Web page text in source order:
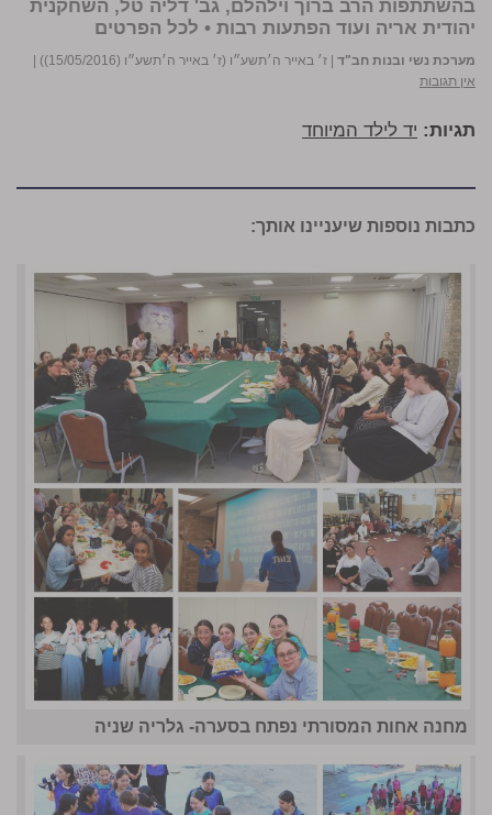
בהשתתפות הרב ברוך וילהלם, גב' דליה טל, השחקנית
יהודית אריה ועוד הפתעות רבות • לכל הפרטים
מערכת נשי ובנות חב"ד | ז׳ באייר ה׳תשע״ו (ז׳ באייר ה׳תשע״ו (15/05/2016))
|
אין תגובות
תגיות: יד לילד המיוחד
כתבות נוספות שיעניינו אותך:
מחנה אחות המסורתי נפתח בסערה- גלריה שניה